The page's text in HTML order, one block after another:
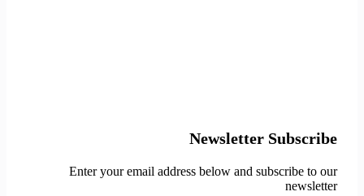
Newsletter Subscribe
Enter your email address below and subscribe to our
newsletter